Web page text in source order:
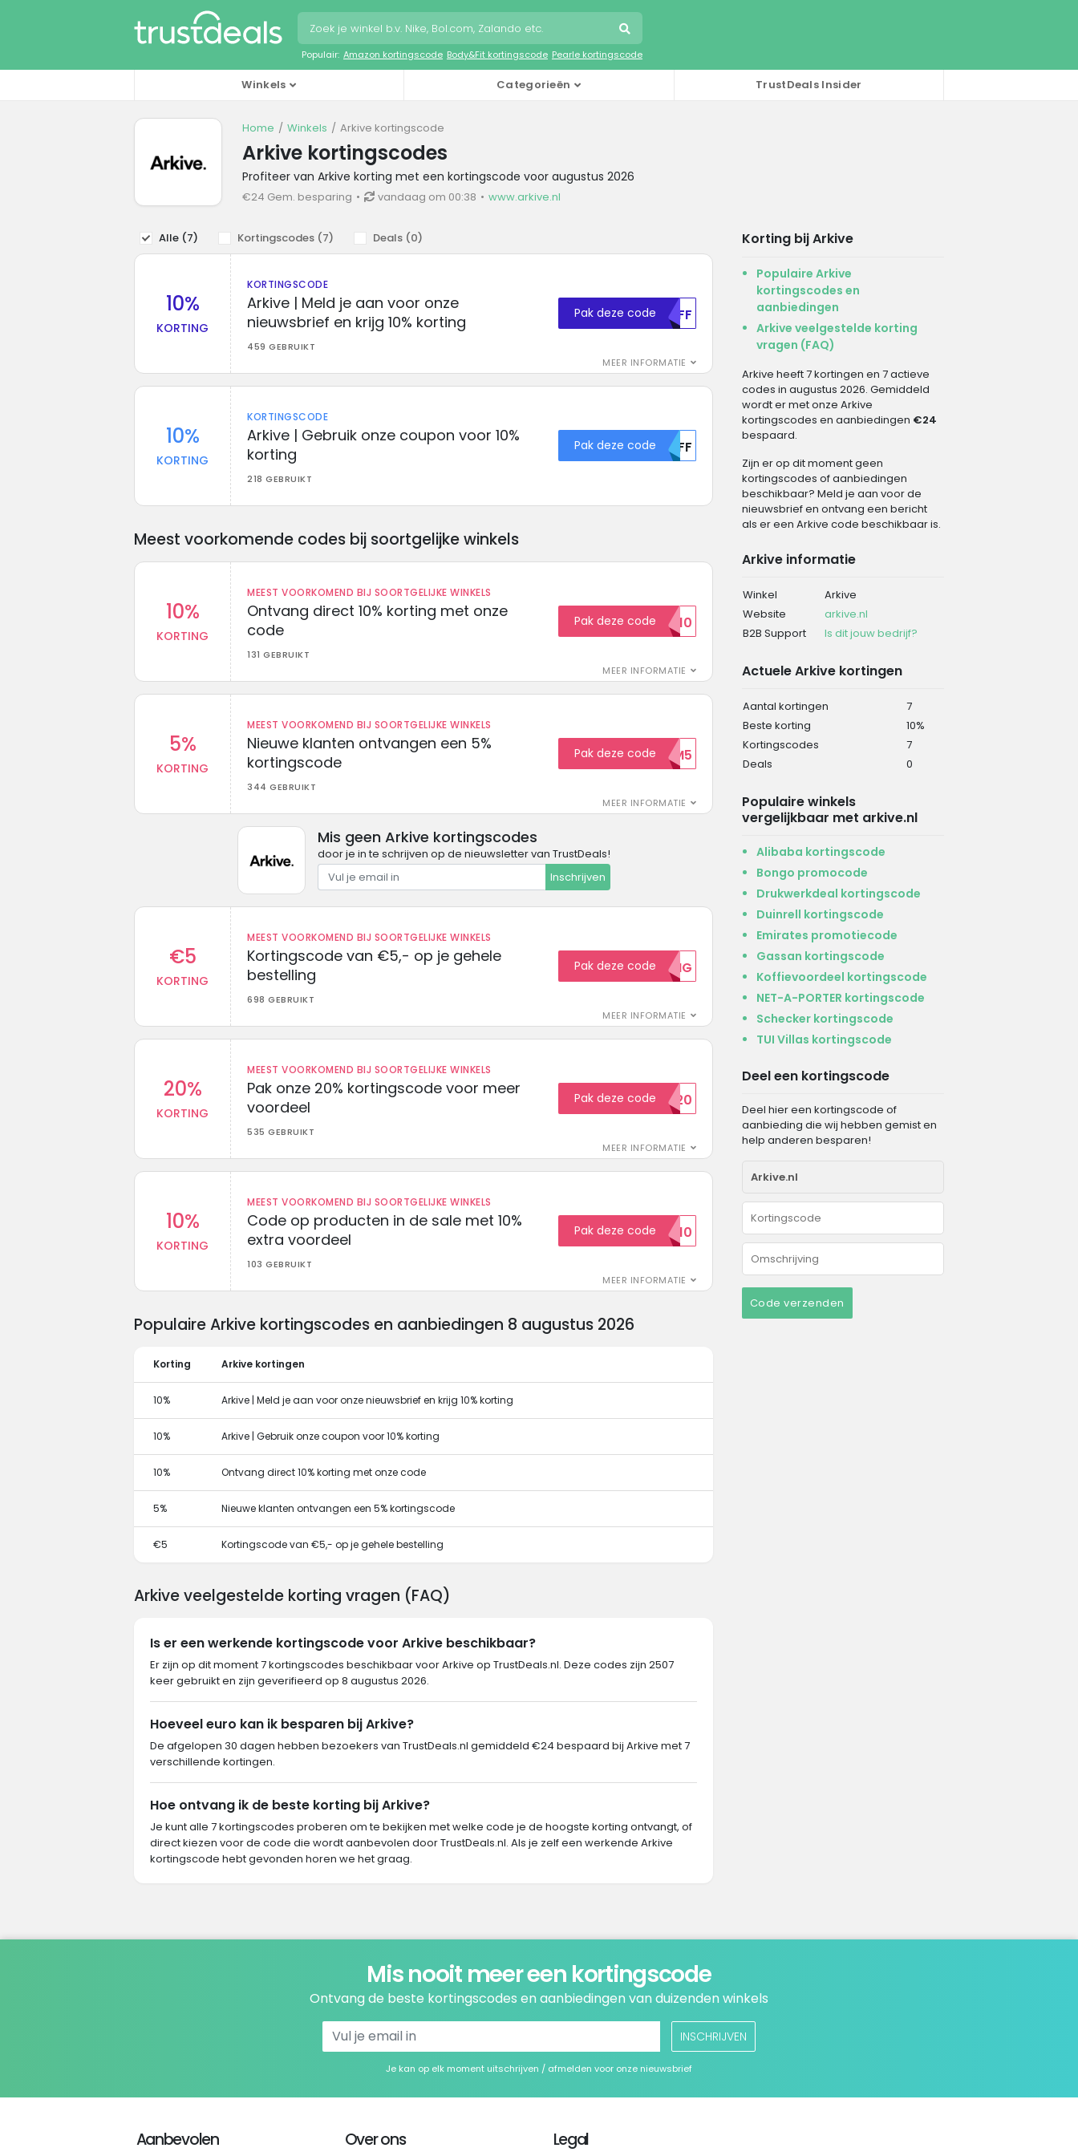
Populair: Amazon kortingscode Body&Fit kortingscode Pearle kortingscode
Winkels Categorieën TrustDeals Insider
Home Winkels Arkive kortingscode
Arkive kortingscodes
Profiteer van Arkive korting met een kortingscode voor augustus 2026
€24 Gem. besparing vandaag om 00:38 www.arkive.nl
Alle (7) Kortingscodes (7) Deals (0)
10%
KORTING
KORTINGSCODE
Arkive | Meld je aan voor onze
nieuwsbrief en krijg 10% korting
459 GEBRUIKT
MEER INFORMATIE
Pak deze code MDFF
10%
KORTING
KORTINGSCODE
Arkive | Gebruik onze coupon voor 10%
korting
218 GEBRUIKT
Pak deze code MDFF
Meest voorkomende codes bij soortgelijke winkels
10%
KORTING
MEEST VOORKOMEND BIJ SOORTGELIJKE WINKELS
Ontvang direct 10% korting met onze
code
131 GEBRUIKT
MEER INFORMATIE
Pak deze codeEXTRA10
5%
KORTING
MEEST VOORKOMEND BIJ SOORTGELIJKE WINKELS
Nieuwe klanten ontvangen een 5%
kortingscode
344 GEBRUIKT
MEER INFORMATIE
Pak deze codeWELKOM5
Mis geen Arkive kortingscodes
door je in te schrijven op de nieuwsletter van TrustDeals!
Inschrijven
€5
KORTING
MEEST VOORKOMEND BIJ SOORTGELIJKE WINKELS
Kortingscode van €5,- op je gehele
bestelling
698 GEBRUIKT
MEER INFORMATIE
Pak deze code5KORTING
20%
KORTING
MEEST VOORKOMEND BIJ SOORTGELIJKE WINKELS
Pak onze 20% kortingscode voor meer
voordeel
535 GEBRUIKT
MEER INFORMATIE
Pak deze codeEXTRA20
10%
KORTING
MEEST VOORKOMEND BIJ SOORTGELIJKE WINKELS
Code op producten in de sale met 10%
extra voordeel
103 GEBRUIKT
MEER INFORMATIE
Pak deze codeSALE10
Korting bij Arkive
Populaire Arkive
kortingscodes en
aanbiedingen
Arkive veelgestelde korting
vragen (FAQ)
Arkive heeft 7 kortingen en 7 actieve
codes in augustus 2026. Gemiddeld
wordt er met onze Arkive
kortingscodes en aanbiedingen €24
bespaard.
Zijn er op dit moment geen
kortingscodes of aanbiedingen
beschikbaar? Meld je aan voor de
nieuwsbrief en ontvang een bericht
als er een Arkive code beschikbaar is.
Arkive informatie
Winkel
Arkive
Website
arkive.nl
B2B Support
Is dit jouw bedrijf?
Actuele Arkive kortingen
Aantal kortingen
7
Beste korting
10%
Kortingscodes
7
Deals
0
Populaire winkels
vergelijkbaar met arkive.nl
Alibaba kortingscode
Bongo promocode
Drukwerkdeal kortingscode
Duinrell kortingscode
Emirates promotiecode
Gassan kortingscode
Koffievoordeel kortingscode
NET-A-PORTER kortingscode
Schecker kortingscode
TUI Villas kortingscode
Deel een kortingscode
Deel hier een kortingscode of
aanbieding die wij hebben gemist en
help anderen besparen!
Code verzenden
Populaire Arkive kortingscodes en aanbiedingen 8 augustus 2026
Korting Arkive kortingen
10% Arkive | Meld je aan voor onze nieuwsbrief en krijg 10% korting
10% Arkive | Gebruik onze coupon voor 10% korting
10% Ontvang direct 10% korting met onze code
5% Nieuwe klanten ontvangen een 5% kortingscode
€5 Kortingscode van €5,- op je gehele bestelling
Arkive veelgestelde korting vragen (FAQ)
Is er een werkende kortingscode voor Arkive beschikbaar?
Er zijn op dit moment 7 kortingscodes beschikbaar voor Arkive op TrustDeals.nl. Deze codes zijn 2507
keer gebruikt en zijn geverifieerd op 8 augustus 2026.
Hoeveel euro kan ik besparen bij Arkive?
De afgelopen 30 dagen hebben bezoekers van TrustDeals.nl gemiddeld €24 bespaard bij Arkive met 7
verschillende kortingen.
Hoe ontvang ik de beste korting bij Arkive?
Je kunt alle 7 kortingscodes proberen om te bekijken met welke code je de hoogste korting ontvangt, of
direct kiezen voor de code die wordt aanbevolen door TrustDeals.nl. Als je zelf een werkende Arkive
kortingscode hebt gevonden horen we het graag.
Mis nooit meer een kortingscode
Ontvang de beste kortingscodes en aanbiedingen van duizenden winkels
INSCHRIJVEN
Je kan op elk moment uitschrijven / afmelden voor onze nieuwsbrief
Aanbevolen Over ons Legal